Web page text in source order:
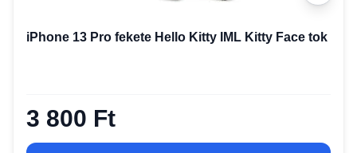
iPhone 13 Pro fekete Hello Kitty IML Kitty Face tok
3 800 Ft